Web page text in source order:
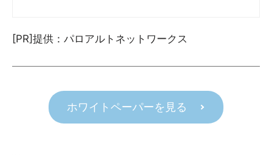
[PR]提供：パロアルトネットワークス
ホワイトペーパーを見る